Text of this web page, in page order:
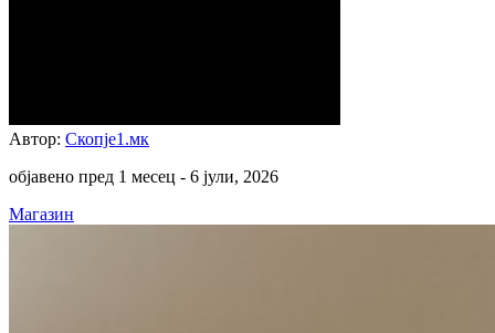
Автор: Скопје1.мк
објавено пред 1 месец - 6 јули, 2026
Магазин